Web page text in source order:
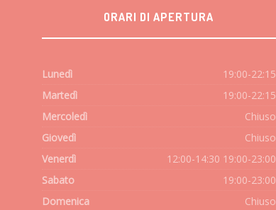
ORARI DI APERTURA
Lunedì
19:00-22:15
Martedì
19:00-22:15
Mercoledì
Chiuso
Giovedì
Chiuso
Venerdì
12:00-14:30 19:00-23:00
Sabato
19:00-23:00
Domenica
Chiuso